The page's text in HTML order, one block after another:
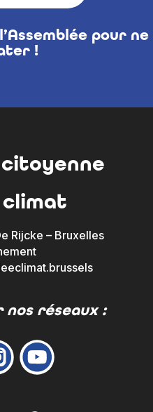
pour ne
!
citoyenne
Rijcke – Bruxelles
nos réseaux :